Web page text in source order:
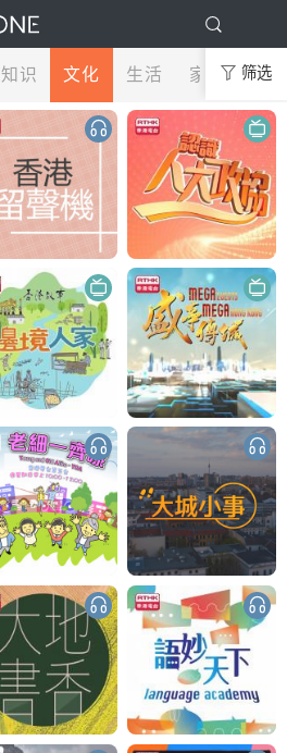
知识 文化 生活 家庭 娱乐
筛选